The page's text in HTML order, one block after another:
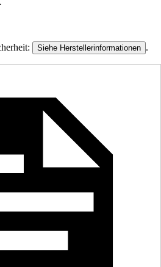
Siehe Herstellerinformationen .